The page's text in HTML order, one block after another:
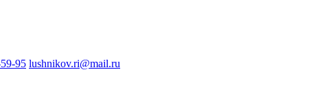
95 lushnikov.ri@mail.ru